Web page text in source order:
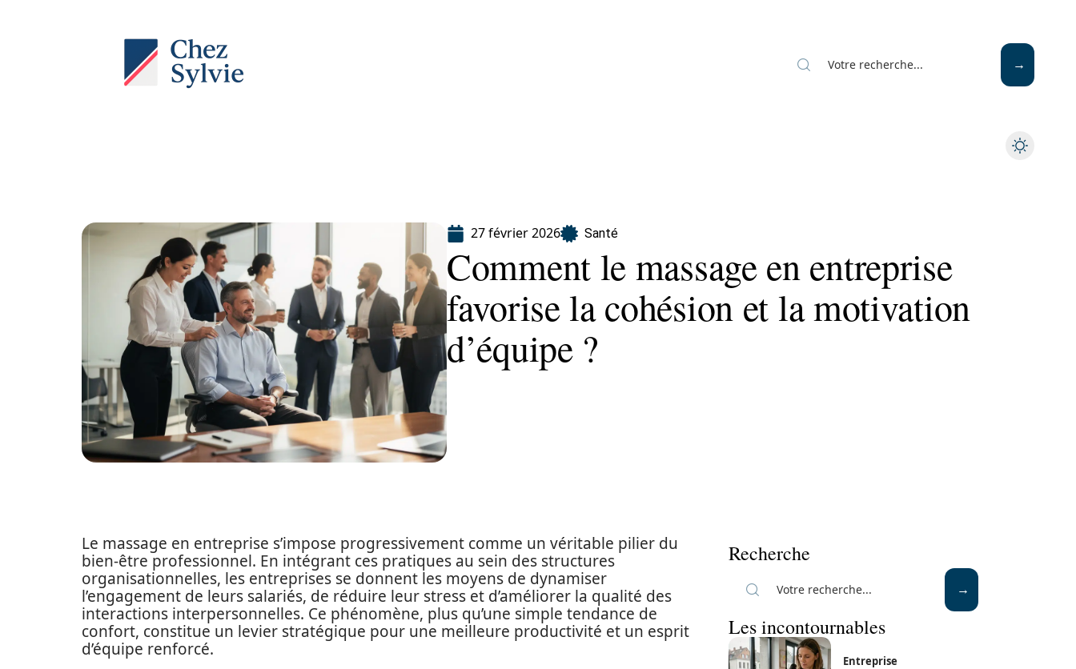
27 février 2026 Santé
Comment le massage en entreprise
favorise la cohésion et la motivation
d’équipe ?
Le massage en entreprise s’impose progressivement comme un véritable pilier du
bien-être professionnel. En intégrant ces pratiques au sein des structures
organisationnelles, les entreprises se donnent les moyens de dynamiser
l’engagement de leurs salariés, de réduire leur stress et d’améliorer la qualité des
interactions interpersonnelles. Ce phénomène, plus qu’une simple tendance de
confort, constitue un levier stratégique pour une meilleure productivité et un esprit
d’équipe renforcé.
Recherche
Les incontournables
Entreprise